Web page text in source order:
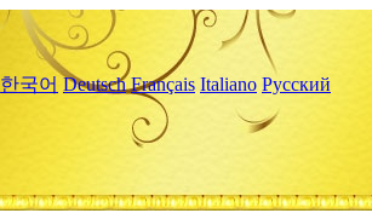
한국어 Deutsch Français Italiano Русский